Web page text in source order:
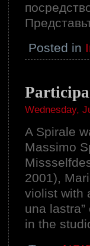
Posted in
Wednesday,
A Spirale
Massimo
2001),
violist with
una
in the